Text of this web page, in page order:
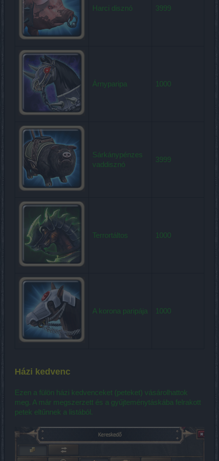
Harci disznó 3999
Árnyparipa 1000
Sárkánypénzes
vaddisznó
3999
Terrortáltos 1000
A korona paripája 1000
Házi kedvenc
Ezen a fülön házi kedvenceket (peteket) vásárolhattok
meg. A már megszerzett és a gyűjteménytáskába felrakott
petek eltűnnek a listából.